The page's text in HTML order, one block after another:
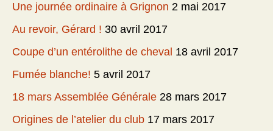
Une journée ordinaire à Grignon 2 mai 2017
Au revoir, Gérard ! 30 avril 2017
Coupe d’un entérolithe de cheval 18 avril 2017
Fumée blanche! 5 avril 2017
18 mars Assemblée Générale 28 mars 2017
Origines de l’atelier du club 17 mars 2017